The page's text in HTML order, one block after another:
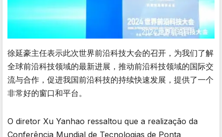
徐延豪主任表示此次世界前沿科技大会的召开，为我们了解
全球前沿科技领域的最新进展，推动前沿科技领域的国际交
流与合作，促进我国前沿科技的持续快速发展，提供了一个
非常好的窗口和平台。
O diretor Xu Yanhao ressaltou que a realização da
Conferência Mundial de Tecnologias de Ponta